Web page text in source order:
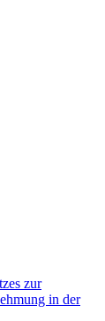
zur
in der